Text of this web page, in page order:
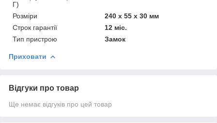
Г)
Розміри
240 x 55 x 30 мм
Строк гарантії
12 міс.
Тип пристрою
Замок
Приховати
Відгуки про товар
Ще немає відгуків про цей товар